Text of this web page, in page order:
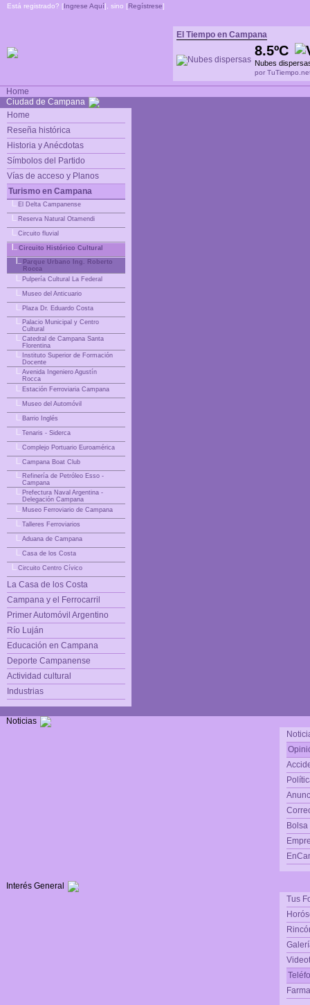
Está registrado? [Ingrese Aquí], sino [Regístrese]
El Tiempo en Campana
8.5ºC
Nubes
por
Home
Ciudad de Campana
Home
Reseña histórica
Historia y Anécdotas
Símbolos del Partido
Vías de acceso y Planos
Turismo en Campana
El Delta Campanense
Reserva Natural Otamendi
Circuito fluvial
Circuito Histórico Cultural
Parque Urbano Ing. Roberto
Rocca
Pulpería Cultural La Federal
Museo del Anticuario
Plaza Dr. Eduardo Costa
Palacio Municipal y Centro
Cultural
Catedral de Campana Santa
Florentina
Instituto Superior de Formación
Docente
Avenida Ingeniero Agustín
Rocca
Estación Ferroviaria Campana
Museo del Automóvil
Barrio Inglés
Tenaris - Siderca
Complejo Portuario Euroamérica
Campana Boat Club
Refinería de Petróleo Esso -
Campana
Prefectura Naval Argentina -
Delegación Campana
Museo Ferroviario de Campana
Talleres Ferroviarios
Aduana de Campana
Casa de los Costa
Circuito Centro Cívico
La Casa de los Costa
Campana y el Ferrocarril
Primer Automóvil Argentino
Río Luján
Educación en Campana
Deporte Campanense
Actividad cultural
Industrias
Noticias
Interés General
Tus